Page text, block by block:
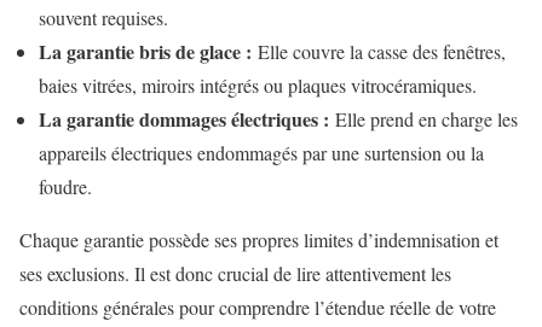
souvent requises.
La garantie bris de glace : Elle couvre la casse des fenêtres,
baies vitrées, miroirs intégrés ou plaques vitrocéramiques.
La garantie dommages électriques : Elle prend en charge les
appareils électriques endommagés par une surtension ou la
foudre.
Chaque garantie possède ses propres limites d’indemnisation et
ses exclusions. Il est donc crucial de lire attentivement les
conditions générales pour comprendre l’étendue réelle de votre